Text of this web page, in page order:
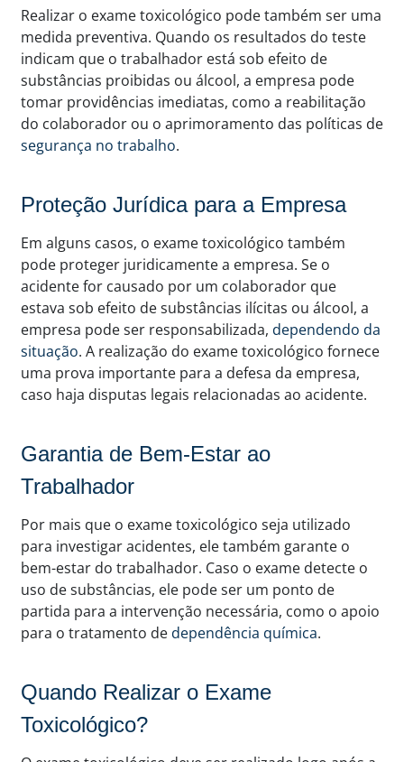
Realizar o exame toxicológico pode também ser uma
medida preventiva. Quando os resultados do teste
indicam que o trabalhador está sob efeito de
substâncias proibidas ou álcool, a empresa pode
tomar providências imediatas, como a reabilitação
do colaborador ou o aprimoramento das políticas de
segurança no trabalho.
Proteção Jurídica para a Empresa
Em alguns casos, o exame toxicológico também
pode proteger juridicamente a empresa. Se o
acidente for causado por um colaborador que
estava sob efeito de substâncias ilícitas ou álcool, a
empresa pode ser responsabilizada, dependendo da
situação. A realização do exame toxicológico fornece
uma prova importante para a defesa da empresa,
caso haja disputas legais relacionadas ao acidente.
Garantia de Bem-Estar ao
Trabalhador
Por mais que o exame toxicológico seja utilizado
para investigar acidentes, ele também garante o
bem-estar do trabalhador. Caso o exame detecte o
uso de substâncias, ele pode ser um ponto de
partida para a intervenção necessária, como o apoio
para o tratamento dedependência química.
Quando Realizar o Exame
Toxicológico?